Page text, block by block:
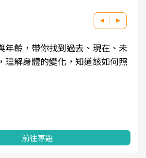
年齡，帶你找到過去、現在、未
理解身體的變化，知道該如何照
前往專題